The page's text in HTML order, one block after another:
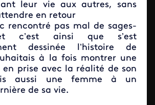
leur vie aux autres, sans
en retour
rencontré pas mal de sages-
c’est ainsi que s’est
dessinée l’histoire de
à la fois montrer une
en prise avec la réalité de son
aussi une femme à un
de sa vie.